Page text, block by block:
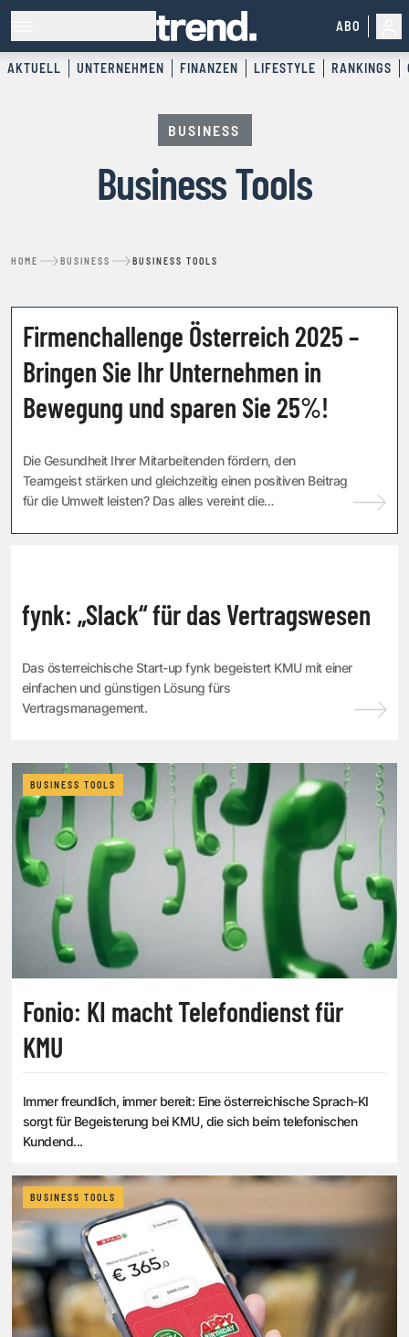
ABO
AKTUELL UNTERNEHMEN FINANZEN LIFESTYLE RANKINGS
BUSINESS
Business Tools
HOME BUSINESS BUSINESS TOOLS
KOOPERATION
Firmenchallenge Österreich 2025 –
Bringen Sie Ihr Unternehmen in
Bewegung und sparen Sie 25%!
Die Gesundheit Ihrer Mitarbeitenden fördern, den
Teamgeist stärken und gleichzeitig einen positiven Beitrag
für die Umwelt leisten? Das alles vereint die
fynk: „Slack“ für das Vertragswesen
Das österreichische Start-up fynk begeistert KMU mit einer
einfachen und günstigen Lösung fürs
Vertragsmanagement.
BUSINESS TOOLS
Fonio: KI macht Telefondienst für
KMU
Immer freundlich, immer bereit: Eine österreichische Sprach-KI
sorgt für Begeisterung bei KMU, die sich beim telefonischen
Kundend...
BUSINESS TOOLS